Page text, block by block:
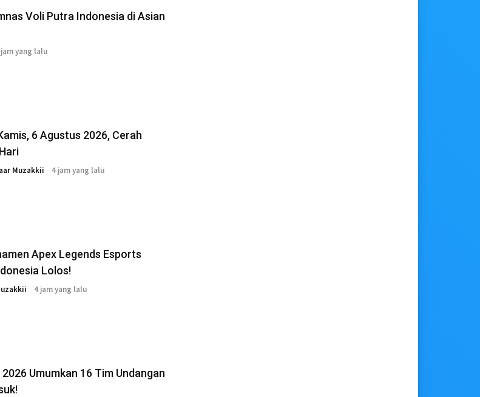
Voli Putra Indonesia di Asian
yang lalu
6 Agustus 2026, Cerah
Muzakkii 4 jam yang lalu
Apex Legends Esports
Lolos!
4 jam yang lalu
Umumkan 16 Tim Undangan